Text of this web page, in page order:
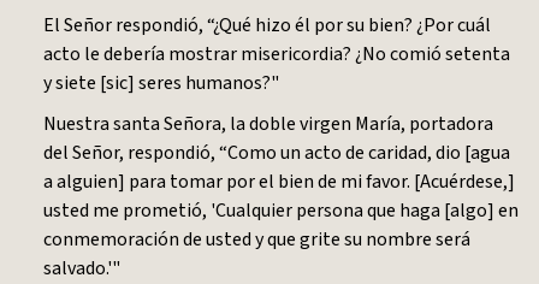
El Señor respondió, “¿Qué hizo él por su bien? ¿Por cuál
acto le debería mostrar misericordia? ¿No comió setenta
y siete [sic] seres humanos?"
Nuestra santa Señora, la doble virgen María, portadora
del Señor, respondió, “Como un acto de caridad, dio [agua
a alguien] para tomar por el bien de mi favor. [Acuérdese,]
usted me prometió, 'Cualquier persona que haga [algo] en
conmemoración de usted y que grite su nombre será
salvado.'"